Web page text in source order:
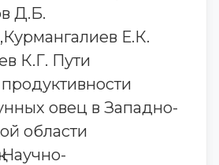
Д.Б.
Е.К.
К.Г. Пути
овец в Западно-
области